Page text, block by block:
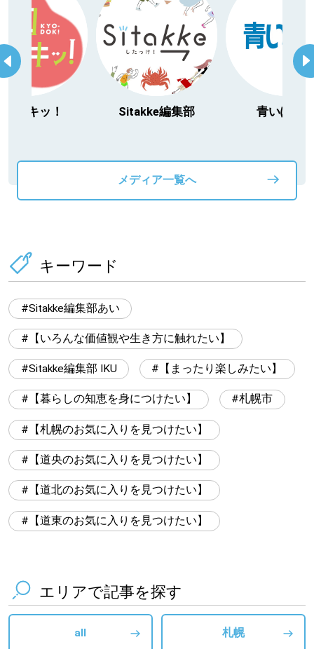
日ドキッ！ Sitakke編集部 青いぽす
メディア一覧へ
キーワード
Sitakke編集部あい
【いろんな価値観や生き方に触れたい】
Sitakke編集部 IKU 【まったり楽しみたい】
【暮らしの知恵を身につけたい】 札幌市
【札幌のお気に入りを見つけたい】
【道央のお気に入りを見つけたい】
【道北のお気に入りを見つけたい】
【道東のお気に入りを見つけたい】
エリアで記事を探す
all 札幌